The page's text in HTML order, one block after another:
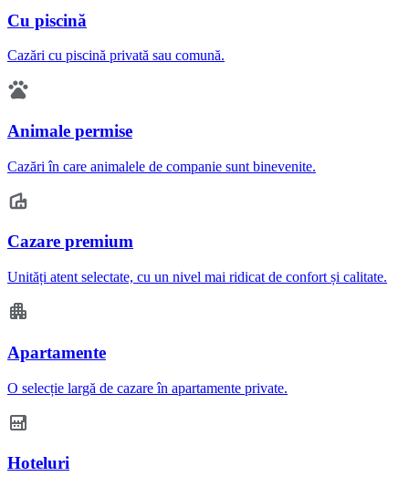
Cu piscină
Cazări cu piscină privată sau comună.
Animale permise
Cazări în care animalele de companie sunt binevenite.
Cazare premium
Unități atent selectate, cu un nivel mai ridicat de confort și calitate.
Apartamente
O selecție largă de cazare în apartamente private.
Hoteluri